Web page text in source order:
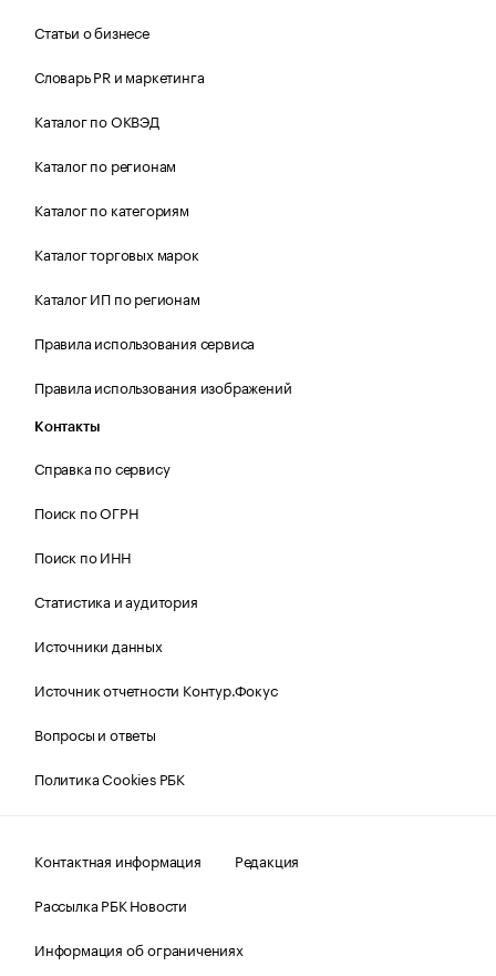
Статьи о бизнесе
Словарь PR и маркетинга
Каталог по ОКВЭД
Каталог по регионам
Каталог по категориям
Каталог торговых марок
Каталог ИП по регионам
Правила использования сервиса
Правила использования изображений
Контакты
Справка по сервису
Поиск по ОГРН
Поиск по ИНН
Статистика и аудитория
Источники данных
Источник отчетности Контур.Фокус
Вопросы и ответы
Политика Cookies РБК
Контактная информация
Редакция
Рассылка РБК Новости
Информация об ограничениях